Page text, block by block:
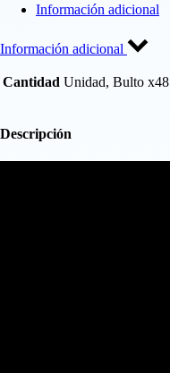
Información adicional
Información adicional
Cantidad Unidad, Bulto x48
Descripción